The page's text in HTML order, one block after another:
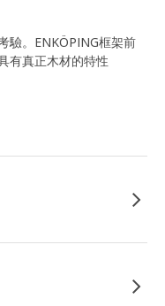
驗。ENKÖPING框架前
有真正木材的特性